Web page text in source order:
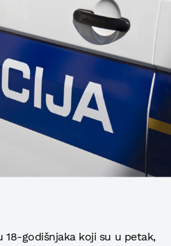
18-godišnjaka koji su u petak,